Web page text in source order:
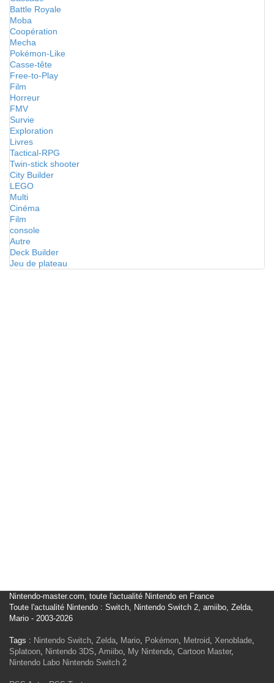
Battle Royale
Moba
Coopération
Mecha
Pokémon-Like
Casse-tête
Free-to-Play
Film
Horreur
FMV
Survie
Exploration
Livres
Tactical-RPG
Twin-stick shooter
City Builder
LEGO
Multi
Cinéma
Film
console
Autre
Deck Builder
Jeu de plateau
Nintendo-master.com, toute l'actualité Nintendo en France
Toute l'actualité Nintendo : Switch, Nintendo Switch 2, amiibo, Zelda,
Mario - 2003-2026
Tags : Nintendo Switch, Zelda, Mario, Pokémon, Metroid, Xenoblade,
Splatoon, Nintendo 3DS, Amiibo, My Nintendo, Cartoon Master,
Nintendo Labo Nintendo Switch 2